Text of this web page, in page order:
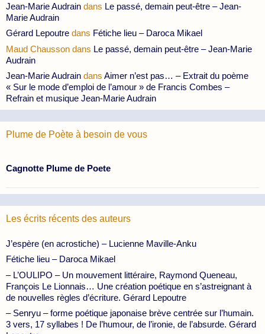
Jean-Marie Audrain dans Le passé, demain peut-être – Jean-
Marie Audrain
Gérard Lepoutre dans Fétiche lieu – Daroca Mikael
Maud Chausson dans Le passé, demain peut-être – Jean-Marie
Audrain
Jean-Marie Audrain dans Aimer n’est pas… – Extrait du poème
« Sur le mode d’emploi de l’amour » de Francis Combes –
Refrain et musique Jean-Marie Audrain
Plume de Poète à besoin de vous
Cagnotte Plume de Poete
Les écrits récents des auteurs
J’espère (en acrostiche) – Lucienne Maville-Anku
Fétiche lieu – Daroca Mikael
– L’OULIPO – Un mouvement littéraire, Raymond Queneau,
François Le Lionnais… Une création poétique en s’astreignant à
de nouvelles règles d’écriture. Gérard Lepoutre
– Senryu – forme poétique japonaise brève centrée sur l’humain.
3 vers, 17 syllabes ! De l’humour, de l’ironie, de l’absurde. Gérard